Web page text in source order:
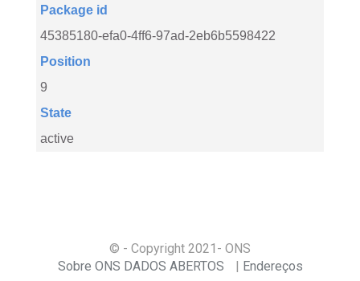
Package id
45385180-efa0-4ff6-97ad-2eb6b5598422
Position
9
State
active
© - Copyright 2021 - ONS
Sobre ONS DADOS ABERTOS
Endereços